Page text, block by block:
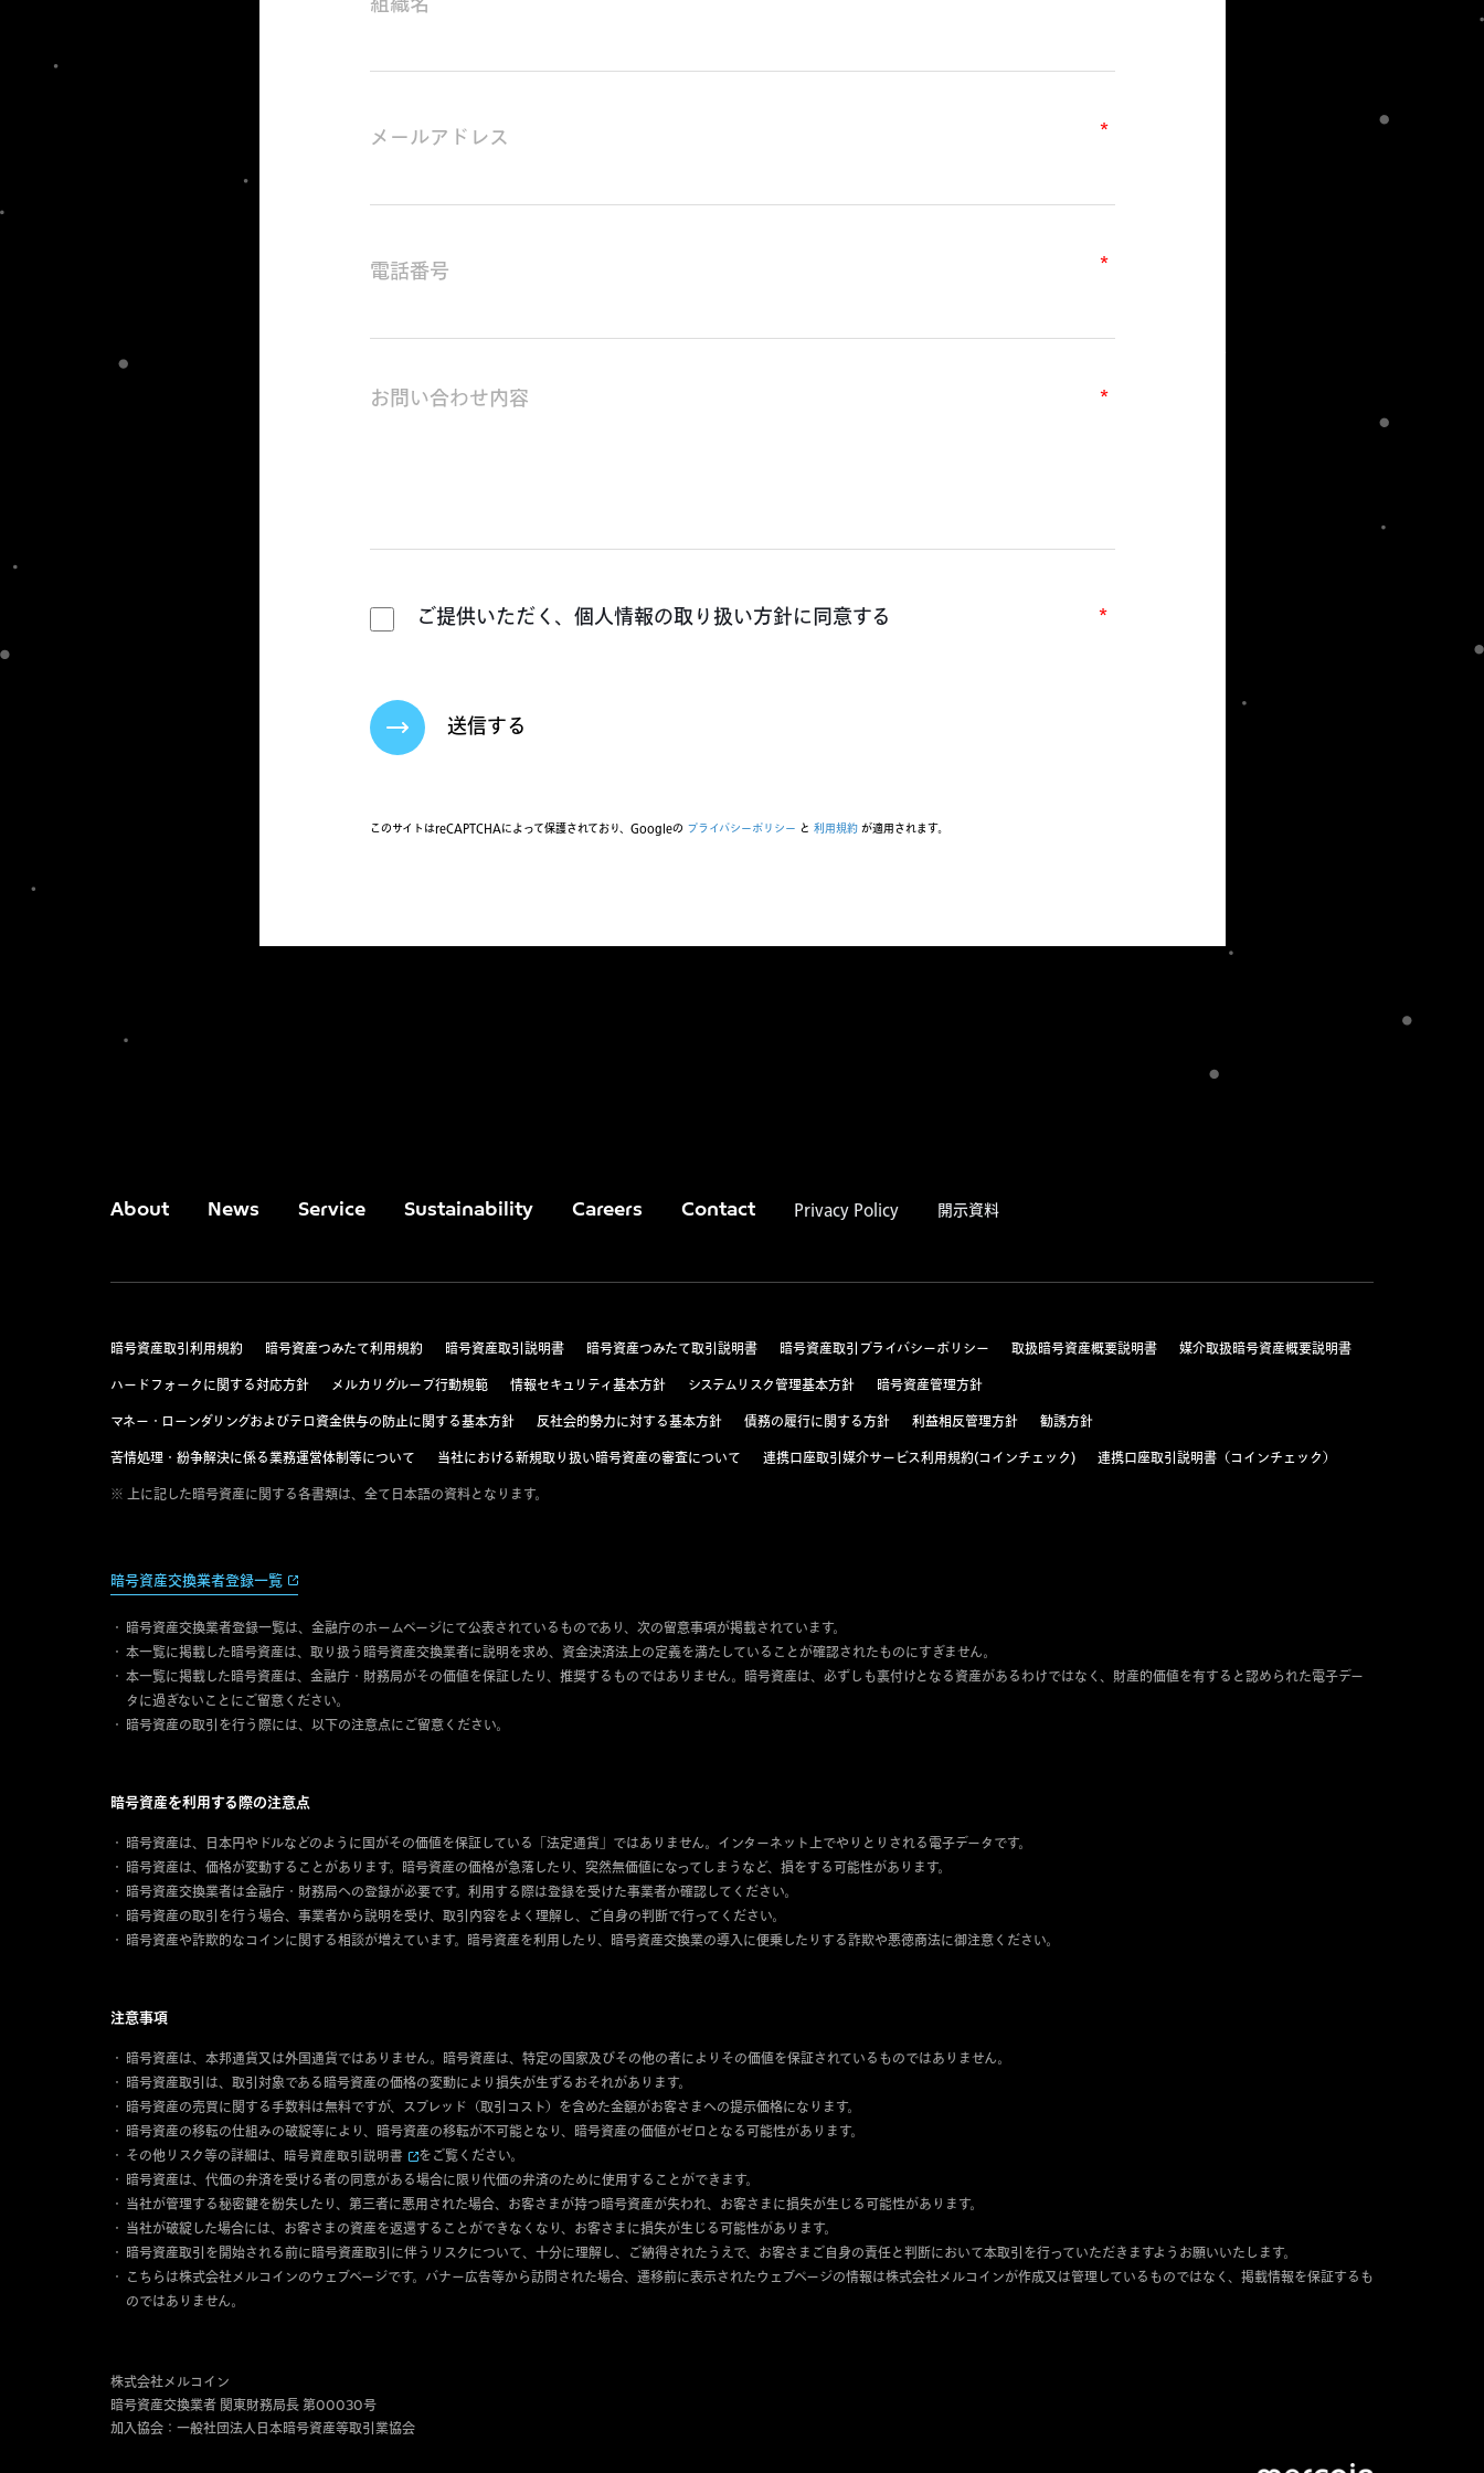
ご提供いただく、個人情報の取り扱い方針に同意する
送信する
このサイトはreCAPTCHAによって保護されており、Googleの プライバシーポリシー と 利用規約 が適用されます。
About News Service Sustainability Careers Contact Privacy Policy 開示資料
暗号資産取引利用規約 暗号資産つみたて利用規約 暗号資産取引説明書 暗号資産つみたて取引説明書 暗号資産取引プライバシーポリシー 取扱暗号資産概要説明書
媒介取扱暗号資産概要説明書
ハードフォークに関する対応方針
メルカリグループ行動規範 情報セキュリティ基本方針 システムリスク管理基本方針
暗号資産管理方針
マネー・ローンダリングおよびテロ資金供与の防止に関する基本方針
反社会的勢力に対する基本方針 債務の履行に関する方針 利益相反管理方針
勧誘方針
苦情処理・紛争解決に係る業務運営体制等について
当社における新規取り扱い暗号資産の審査について 連携口座取引媒介サービス利用規約(コインチェック)
連携口座取引説明書（コインチェック）
※ 上に記した暗号資産に関する各書類は、全て日本語の資料となります。
暗号資産交換業者登録一覧
暗号資産交換業者登録一覧は、金融庁のホームページにて公表されているものであり、次の留意事項が掲載されています。
本一覧に掲載した暗号資産は、取り扱う暗号資産交換業者に説明を求め、資金決済法上の定義を満たしていることが確認されたものにすぎません。
本一覧に掲載した暗号資産は、金融庁・財務局がその価値を保証したり、推奨するものではありません。暗号資産は、必ずしも裏付けとなる資産があるわけではなく、財産的価値を有すると認められた電子デー
タに過ぎないことにご留意ください。
暗号資産の取引を行う際には、以下の注意点にご留意ください。
暗号資産を利用する際の注意点
暗号資産は、日本円やドルなどのように国がその価値を保証している「法定通貨」ではありません。インターネット上でやりとりされる電子データです。
暗号資産は、価格が変動することがあります。暗号資産の価格が急落したり、突然無価値になってしまうなど、損をする可能性があります。
暗号資産交換業者は金融庁・財務局への登録が必要です。利用する際は登録を受けた事業者か確認してください。
暗号資産の取引を行う場合、事業者から説明を受け、取引内容をよく理解し、ご自身の判断で行ってください。
暗号資産や詐欺的なコインに関する相談が増えています。暗号資産を利用したり、暗号資産交換業の導入に便乗したりする詐欺や悪徳商法に御注意ください。
注意事項
暗号資産は、本邦通貨又は外国通貨ではありません。暗号資産は、特定の国家及びその他の者によりその価値を保証されているものではありません。
暗号資産取引は、取引対象である暗号資産の価格の変動により損失が生ずるおそれがあります。
暗号資産の売買に関する手数料は無料ですが、スプレッド（取引コスト）を含めた金額がお客さまへの提示価格になります。
暗号資産の移転の仕組みの破綻等により、暗号資産の移転が不可能となり、暗号資産の価値がゼロとなる可能性があります。
その他リスク等の詳細は、
暗号資産取引説明書
をご覧ください。
暗号資産は、代価の弁済を受ける者の同意がある場合に限り代価の弁済のために使用することができます。
当社が管理する秘密鍵を紛失したり、第三者に悪用された場合、お客さまが持つ暗号資産が失われ、お客さまに損失が生じる可能性があります。
当社が破綻した場合には、お客さまの資産を返還することができなくなり、お客さまに損失が生じる可能性があります。
暗号資産取引を開始される前に暗号資産取引に伴うリスクについて、十分に理解し、ご納得されたうえで、お客さまご自身の責任と判断において本取引を行っていただきますようお願いいたします。
こちらは株式会社メルコインのウェブページです。バナー広告等から訪問された場合、遷移前に表示されたウェブページの情報は株式会社メルコインが作成又は管理しているものではなく、掲載情報を保証するも
のではありません。
株式会社メルコイン
暗号資産交換業者 関東財務局長 第00030号
加入協会：一般社団法人日本暗号資産等取引業協会